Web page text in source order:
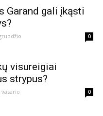
Garand gali įkąsti
0
visureigiai
strypus?
vasario 0